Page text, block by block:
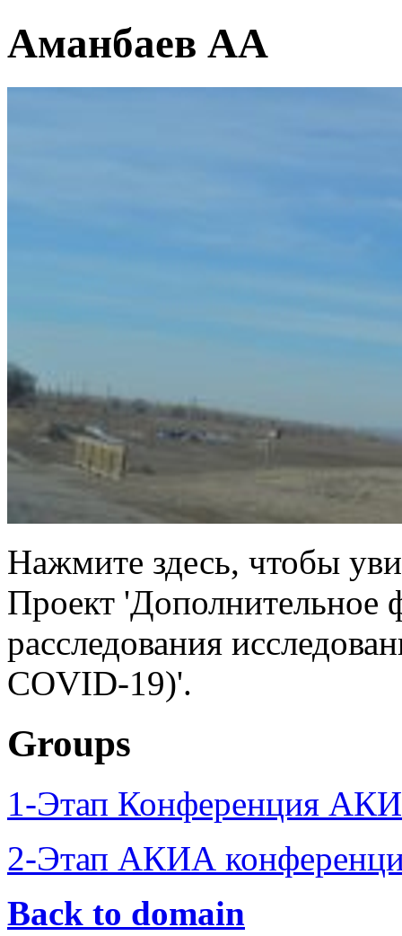
Аманбаев АА
Нажмите здесь, чтобы
Проект 'Дополнительное
расследования
COVID-19)'.
Groups
1-Этап Конференция
2-Этап АКИА
Back to domain